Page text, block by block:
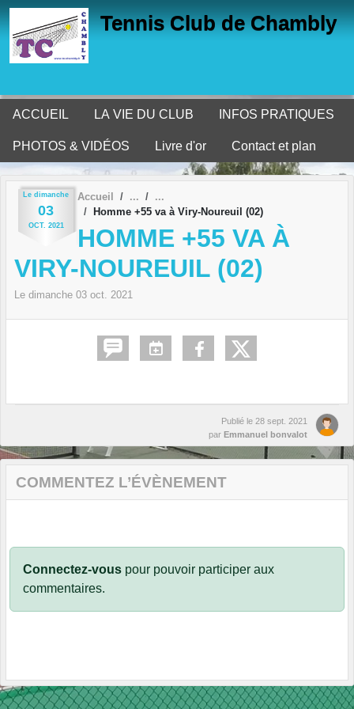
Tennis Club de Chambly
ACCUEIL LA VIE DU CLUB INFOS PRATIQUES
PHOTOS & VIDÉOS Livre d'or Contact et plan
Le dimanche
03
OCT. 2021
Accueil
Homme +55 va à Viry-Noureuil (02)
HOMME +55 VA À
VIRY-NOUREUIL (02)
Le dimanche 03 oct. 2021
Publié le 28 sept. 2021
par Emmanuel bonvalot
COMMENTEZ L’ÉVÈNEMENT
Connectez-vous pour pouvoir participer aux
commentaires.
Panneau de gestion des cookies